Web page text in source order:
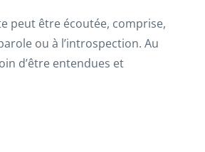
peut être écoutée, comprise,
ou à l’introspection. Au
d’être entendues et